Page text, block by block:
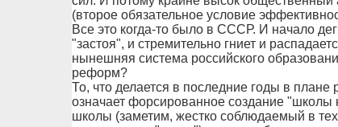
(второе обязательное условие
Все это когда-то было в СССР. И начало
"застоя", и стремительно гниет и
нынешняя система российского
реформ?
То, что делается в последние годы в
означает форсированное создание "школы
школы (заметим, жестко соблюдаемый в